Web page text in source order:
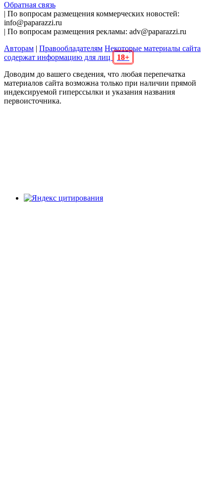
Обратная связь
| По вопросам размещения коммерческих новостей:
info@paparazzi.ru
| По вопросам размещения рекламы: adv@paparazzi.ru
Авторам | Правообладателям Некоторые материалы сайта
содержат информацию для лиц
18+
Доводим до вашего сведения, что любая перепечатка
материалов сайта возможна только при наличии прямой
индексируемой гиперссылки и указания названия
первоисточника.